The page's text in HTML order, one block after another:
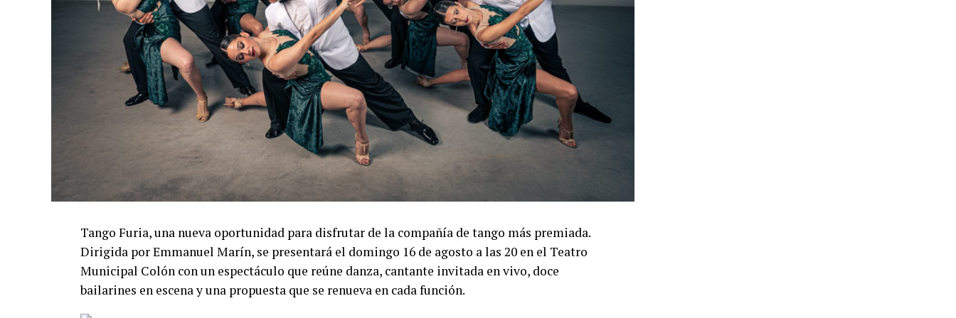
Tango Furia, una nueva oportunidad para disfrutar de la compañía de tango más premiada.
Dirigida por Emmanuel Marín, se presentará el domingo 16 de agosto a las 20 en el Teatro
Municipal Colón con un espectáculo que reúne danza, cantante invitada en vivo, doce
bailarines en escena y una propuesta que se renueva en cada función.